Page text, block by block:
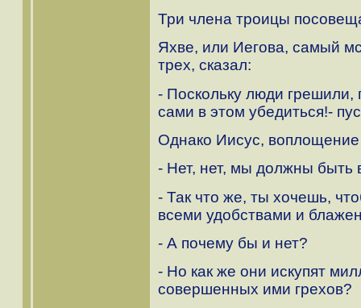
Три члена троицы
Яхве, или Иегова, самый
трех, сказал:
- Поскольку люди грешили,
сами в этом убедиться!-
Однако Иисус,
- Нет, нет, мы должны быть
- Так что же, ты хочешь,
всеми удобствами и
- А почему бы и нет?
- Но как же они искупят
совершенных ими грехов?